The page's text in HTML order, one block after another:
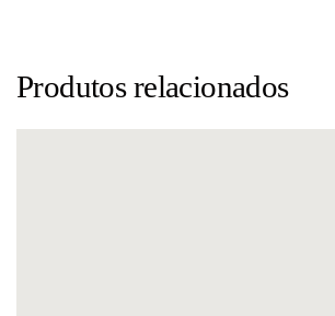
Produtos relacionados